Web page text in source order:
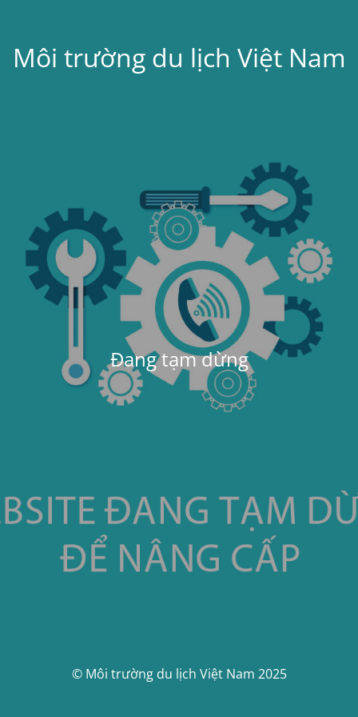
Môi trường du lịch Việt Nam
Đang tạm dừng
© Môi trường du lịch Việt Nam 2025